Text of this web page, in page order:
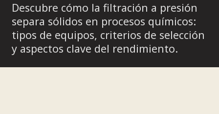
Descubre cómo la filtración a presión
separa sólidos en procesos químicos:
tipos de equipos, criterios de selección
y aspectos clave del rendimiento.